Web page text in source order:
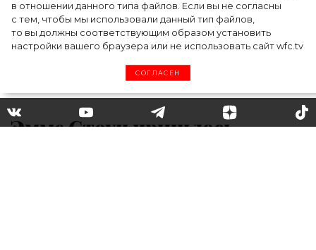
в отношении данного типа файлов. Если вы не согласны
с тем, чтобы мы использовали данный тип файлов,
то вы должны соответствующим образом установить
настройки вашего браузера или не использовать сайт wfc.tv
СОГЛАСЕН
Эмме Стоун пришлось